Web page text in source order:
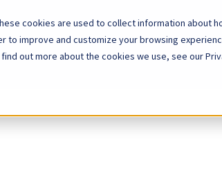
cookies are used to collect information about
to improve and customize your browsing
out more about the cookies we use, see our